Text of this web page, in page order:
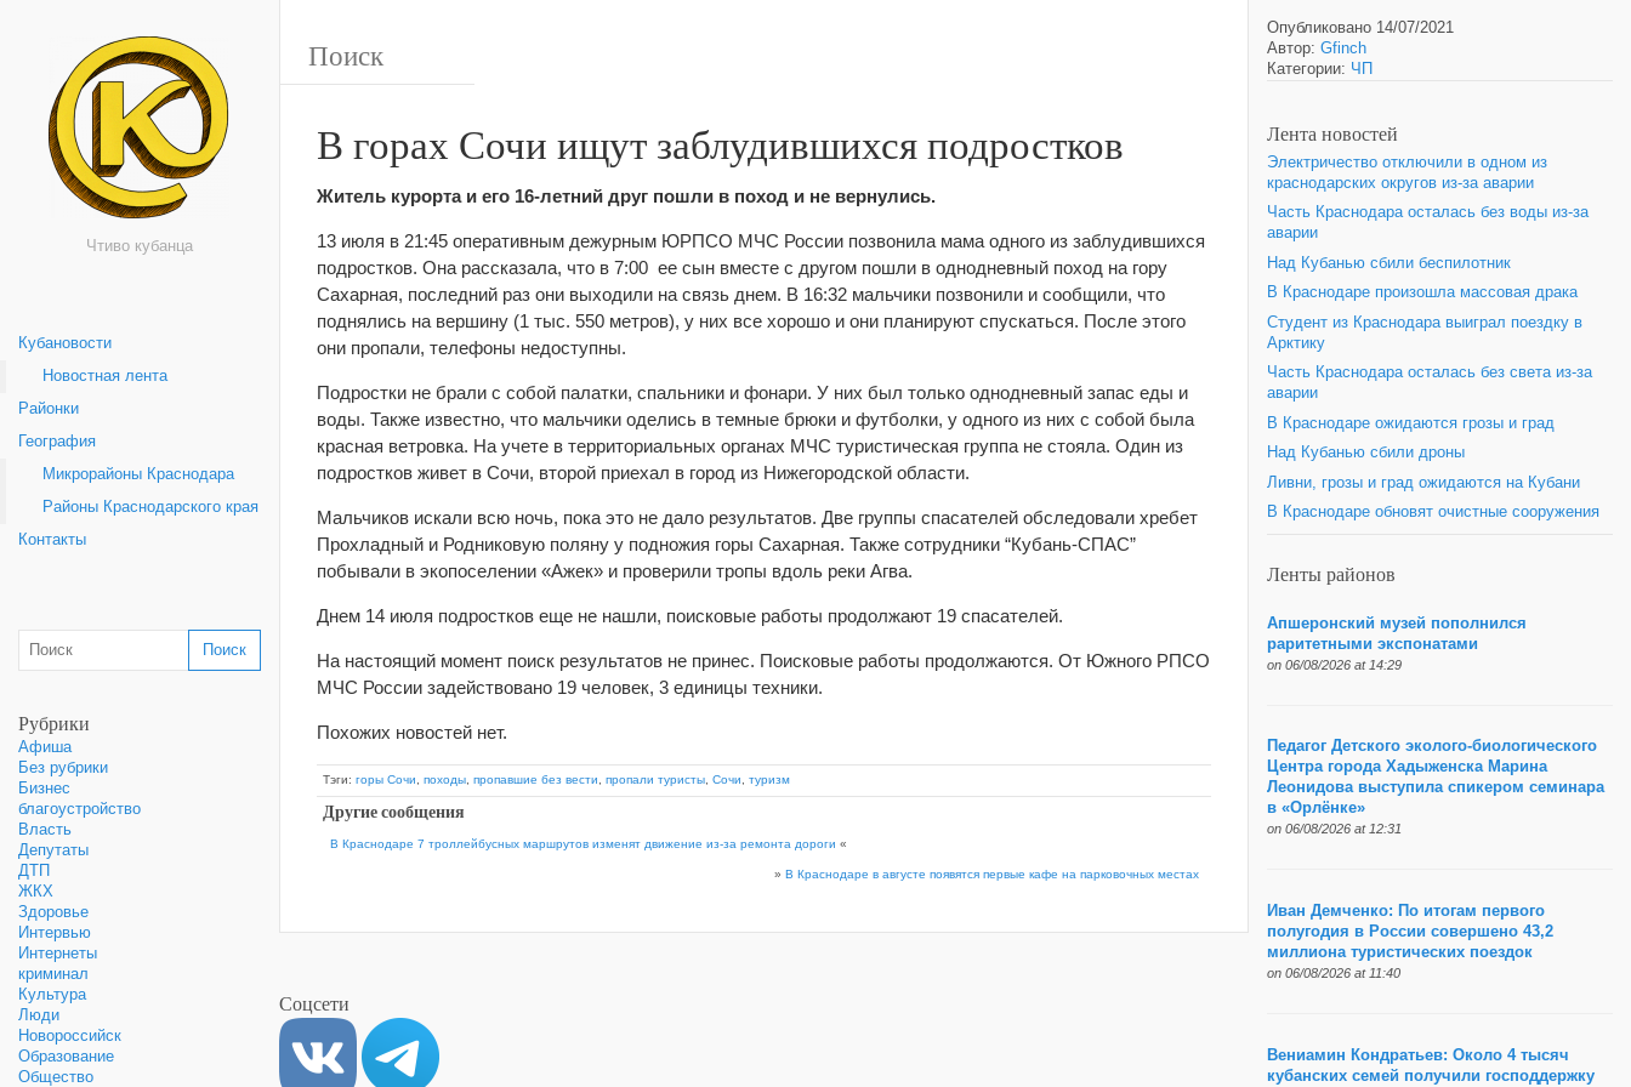
Чтиво кубанца
Кубановости
Новостная лента
Районки
География
Микрорайоны Краснодара
Районы Краснодарского края
Контакты
Рубрики
Афиша
Без рубрики
Бизнес
благоустройство
Власть
Депутаты
ДТП
ЖКХ
Здоровье
Интервью
Интернеты
криминал
Культура
Люди
Новороссийск
Образование
Общество
В горах Сочи ищут заблудившихся подростков
Житель курорта и его 16-летний друг пошли в поход и не вернулись.
13 июля в 21:45 оперативным дежурным ЮРПСО МЧС России позвонила мама одного из заблудившихся
подростков. Она рассказала, что в 7:00 ее сын вместе с другом пошли в однодневный поход на гору
Сахарная, последний раз они выходили на связь днем. В 16:32 мальчики позвонили и сообщили, что
поднялись на вершину (1 тыс. 550 метров), у них все хорошо и они планируют спускаться. После этого
они пропали, телефоны недоступны.
Подростки не брали с собой палатки, спальники и фонари. У них был только однодневный запас еды и
воды. Также известно, что мальчики оделись в темные брюки и футболки, у одного из них с собой была
красная ветровка. На учете в территориальных органах МЧС туристическая группа не стояла. Один из
подростков живет в Сочи, второй приехал в город из Нижегородской области.
Мальчиков искали всю ночь, пока это не дало результатов. Две группы спасателей обследовали хребет
Прохладный и Родниковую поляну у подножия горы Сахарная. Также сотрудники “Кубань-СПАС”
побывали в экопоселении «Ажек» и проверили тропы вдоль реки Агва.
Днем 14 июля подростков еще не нашли, поисковые работы продолжают 19 спасателей.
На настоящий момент поиск результатов не принес. Поисковые работы продолжаются. От Южного РПСО
МЧС России задействовано 19 человек, 3 единицы техники.
Похожих новостей нет.
Тэги: горы Сочи походы пропавшие без вести пропали туристы Сочи туризм
Другие сообщения
В Краснодаре 7 троллейбусных маршрутов изменят движение из-за ремонта дороги «
» В Краснодаре в августе появятся первые кафе на парковочных местах
Опубликовано 14/07/2021
Автор: Gfinch
Категории: ЧП
Лента новостей
Электричество отключили в одном из
краснодарских округов из-за аварии
Часть Краснодара осталась без воды из-за
аварии
Над Кубанью сбили беспилотник
В Краснодаре произошла массовая драка
Студент из Краснодара выиграл поездку в
Арктику
Часть Краснодара осталась без света из-за
аварии
В Краснодаре ожидаются грозы и град
Над Кубанью сбили дроны
Ливни, грозы и град ожидаются на Кубани
В Краснодаре обновят очистные сооружения
Ленты районов
Апшеронский музей пополнился
раритетными экспонатами
on 06/08/2026 at 14:29
Педагог Детского эколого-биологического
Центра города Хадыженска Марина
Леонидова выступила спикером семинара
в «Орлёнке»
on 06/08/2026 at 12:31
Иван Демченко: По итогам первого
полугодия в России совершено 43,2
миллиона туристических поездок
on 06/08/2026 at 11:40
Вениамин Кондратьев: Около 4 тысяч
кубанских семей получили господдержку
Соцсети